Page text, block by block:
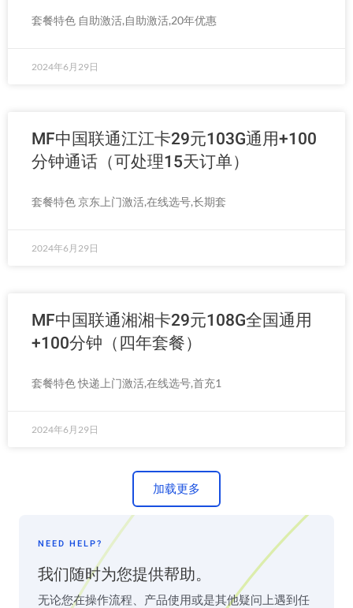
套餐特色 自助激活,自助激活,20年优惠
2024年6月29日
MF中国联通江江卡29元103G通用+100
分钟通话（可处理15天订单）
套餐特色 京东上门激活,在线选号,长期套
2024年6月29日
MF中国联通湘湘卡29元108G全国通用
+100分钟（四年套餐）
套餐特色 快递上门激活,在线选号,首充1
2024年6月29日
加载更多
NEED HELP?
我们随时为您提供帮助。
无论您在操作流程、产品使用或是其他疑问上遇到任